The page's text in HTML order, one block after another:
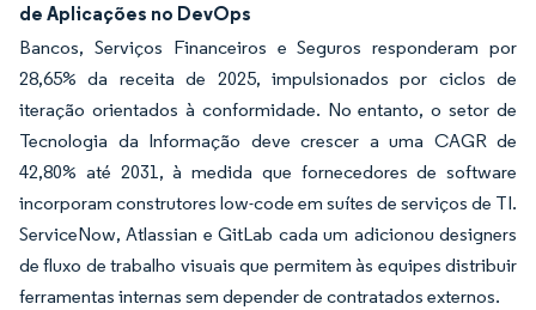
de Aplicações no DevOps
Bancos, Serviços Financeiros e Seguros responderam por
28,65% da receita de 2025, impulsionados por ciclos de
iteração orientados à conformidade. No entanto, o setor de
Tecnologia da Informação deve crescer a uma CAGR de
42,80% até 2031, à medida que fornecedores de software
incorporam construtores low-code em suítes de serviços de TI.
ServiceNow, Atlassian e GitLab cada um adicionou designers
de fluxo de trabalho visuais que permitem às equipes distribuir
ferramentas internas sem depender de contratados externos.